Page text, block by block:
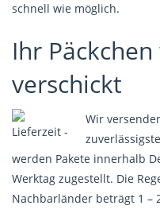
schnell wie möglich.
Ihr
verschickt
Wir
werden Pakete innerhalb
Werktag zugestellt. Die
Nachbarländer beträgt 1 –